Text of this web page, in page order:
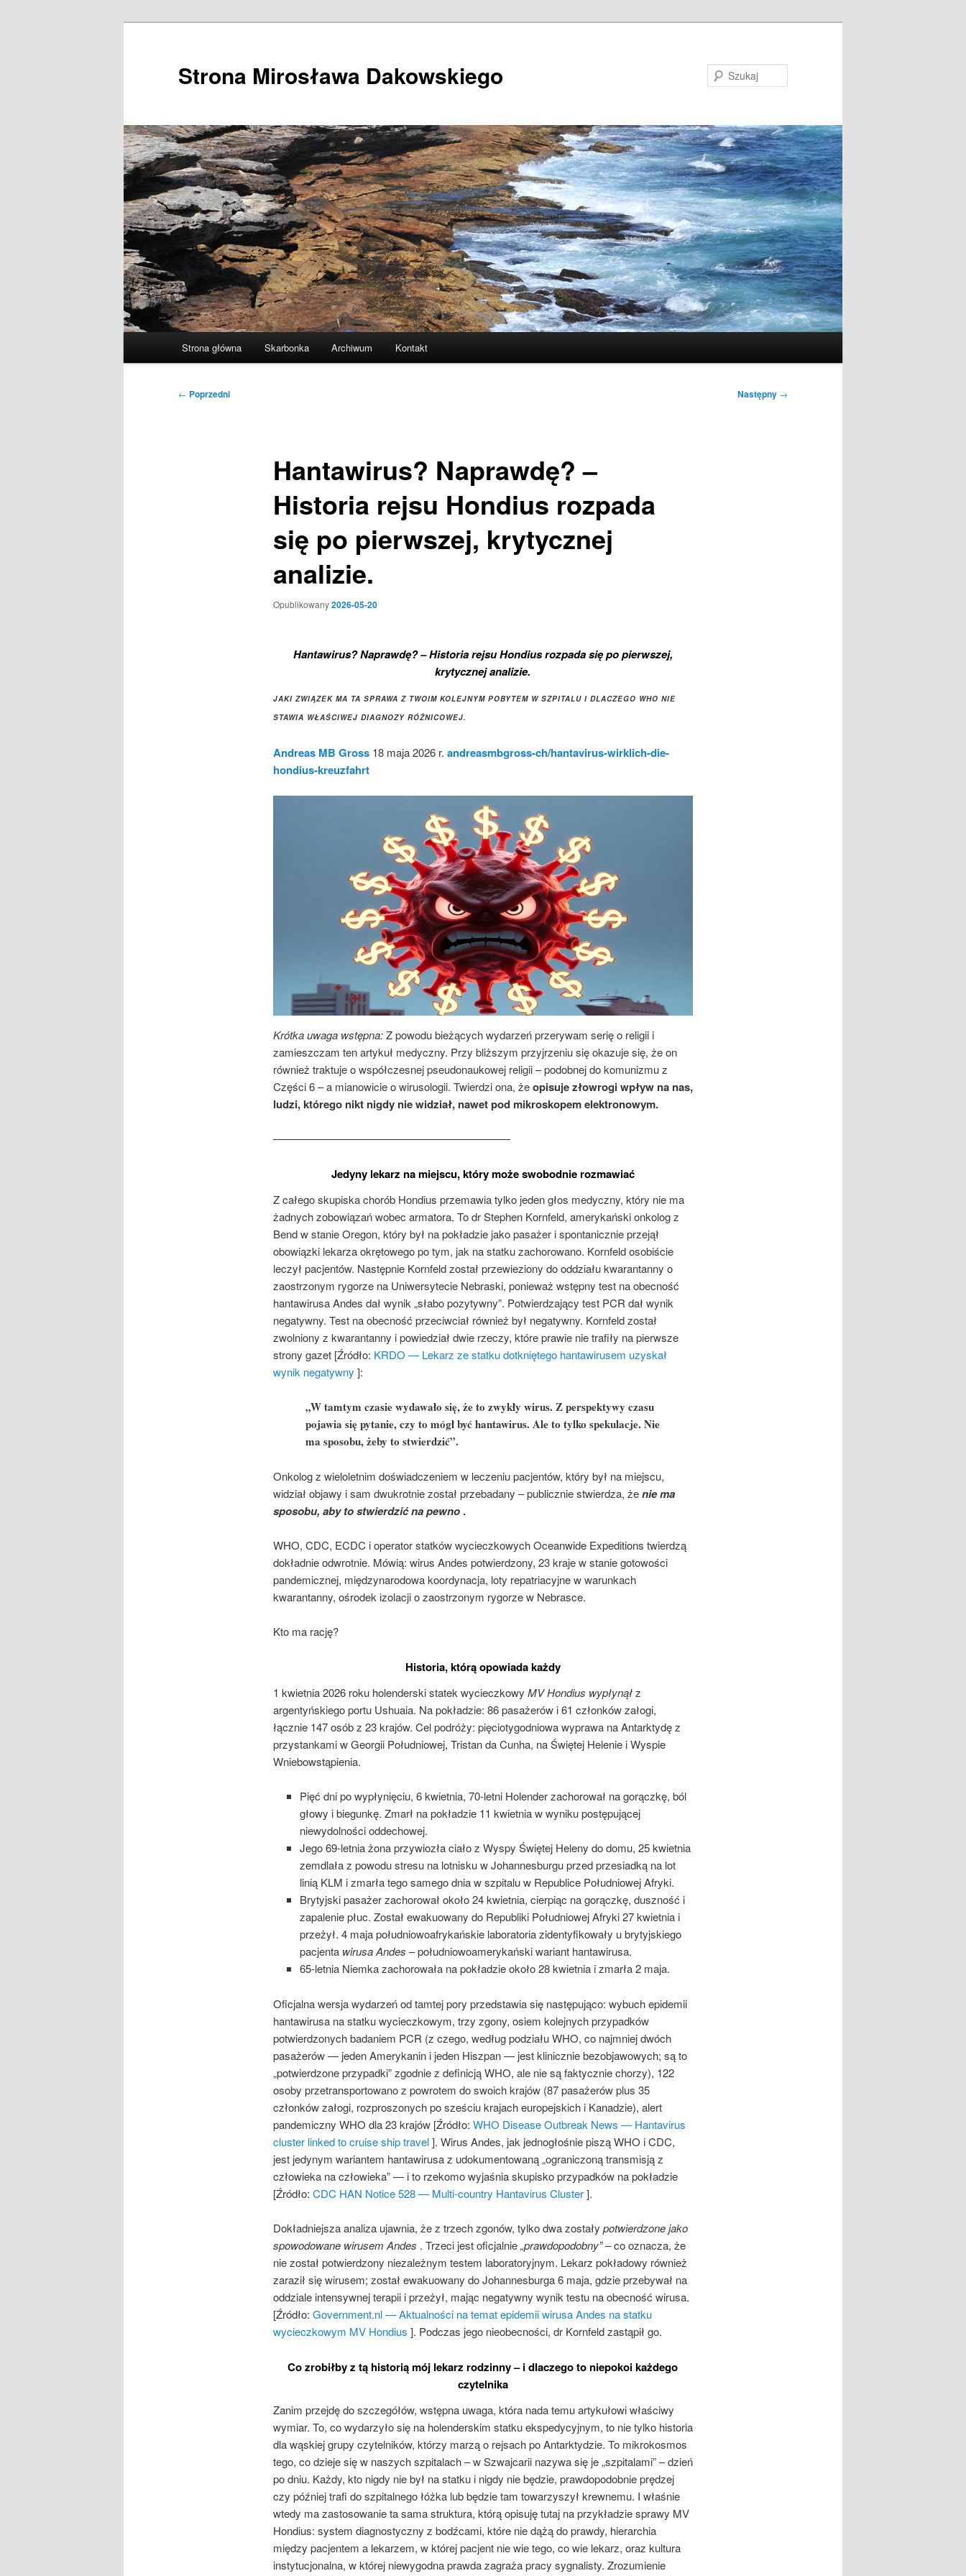
Strona Mirosława Dakowskiego
Strona główna Skarbonka Archiwum Kontakt
Nawigacja
← Poprzedni Następny →
Hantawirus? Naprawdę? –
Historia rejsu Hondius rozpada
się po pierwszej, krytycznej
analizie.
Opublikowany2026-05-20
Hantawirus? Naprawdę? – Historia rejsu Hondius rozpada się po pierwszej,
krytycznej analizie.
JAKI ZWIĄZEK MA TA SPRAWA Z TWOIM KOLEJNYM POBYTEM W SZPITALU I DLACZEGO WHO NIE
STAWIA WŁAŚCIWEJ DIAGNOZY RÓŻNICOWEJ.
Andreas MB Gross18 maja 2026 r. andreasmbgross-ch/hantavirus-wirklich-die-
hondius-kreuzfahrt
Krótka uwaga wstępna:Z powodu bieżących wydarzeń przerywam serię o religii i
zamieszczam ten artykuł medyczny. Przy bliższym przyjrzeniu się okazuje się, że on
również traktuje o współczesnej pseudonaukowej religii – podobnej do komunizmu z
Części 6 – a mianowicie o wirusologii. Twierdzi ona, że​​opisuje złowrogi wpływ na nas,
ludzi, którego nikt nigdy nie widział, nawet pod mikroskopem elektronowym.
——————————————————————
Jedyny lekarz na miejscu, który może swobodnie rozmawiać
Z całego skupiska chorób Hondius przemawia tylko jeden głos medyczny, który nie ma
żadnych zobowiązań wobec armatora. To dr Stephen Kornfeld, amerykański onkolog z
Bend w stanie Oregon, który był na pokładzie jako pasażer i spontanicznie przejął
obowiązki lekarza okrętowego po tym, jak na statku zachorowano. Kornfeld osobiście
leczył pacjentów. Następnie Kornfeld został przewieziony do oddziału kwarantanny o
zaostrzonym rygorze na Uniwersytecie Nebraski, ponieważ wstępny test na obecność
hantawirusa Andes dał wynik „słabo pozytywny”. Potwierdzający test PCR dał wynik
negatywny. Test na obecność przeciwciał również był negatywny. Kornfeld został
zwolniony z kwarantanny i powiedział dwie rzeczy, które prawie nie trafiły na pierwsze
strony gazet [Źródło: KRDO — Lekarz ze statku dotkniętego hantawirusem uzyskał
wynik negatywny ]:
„W tamtym czasie wydawało się, że to zwykły wirus. Z perspektywy czasu
pojawia się pytanie, czy to mógł być hantawirus. Ale to tylko spekulacje. Nie
ma sposobu, żeby to stwierdzić”.
Onkolog z wieloletnim doświadczeniem w leczeniu pacjentów, który był na miejscu,
widział objawy i sam dwukrotnie został przebadany – publicznie stwierdza, że​​nie ma
sposobu, aby to stwierdzić na pewno .
WHO, CDC, ECDC i operator statków wycieczkowych Oceanwide Expeditions twierdzą
dokładnie odwrotnie. Mówią: wirus Andes potwierdzony, 23 kraje w stanie gotowości
pandemicznej, międzynarodowa koordynacja, loty repatriacyjne w warunkach
kwarantanny, ośrodek izolacji o zaostrzonym rygorze w Nebrasce.
Kto ma rację?
Historia, którą opowiada każdy
1 kwietnia 2026 roku holenderski statek wycieczkowy MV Hondius wypłynąłz
argentyńskiego portu Ushuaia. Na pokładzie: 86 pasażerów i 61 członków załogi,
łącznie 147 osób z 23 krajów. Cel podróży: pięciotygodniowa wyprawa na Antarktydę z
przystankami w Georgii Południowej, Tristan da Cunha, na Świętej Helenie i Wyspie
Wniebowstąpienia.
Pięć dni po wypłynięciu, 6 kwietnia, 70-letni Holender zachorował na gorączkę, ból
głowy i biegunkę. Zmarł na pokładzie 11 kwietnia w wyniku postępującej
niewydolności oddechowej.
Jego 69-letnia żona przywiozła ciało z Wyspy Świętej Heleny do domu, 25 kwietnia
zemdlała z powodu stresu na lotnisku w Johannesburgu przed przesiadką na lot
linią KLM i zmarła tego samego dnia w szpitalu w Republice Południowej Afryki.
Brytyjski pasażer zachorował około 24 kwietnia, cierpiąc na gorączkę, duszność i
zapalenie płuc. Został ewakuowany do Republiki Południowej Afryki 27 kwietnia i
przeżył. 4 maja południowoafrykańskie laboratoria zidentyfikowały u brytyjskiego
pacjenta wirusa Andes– południowoamerykański wariant hantawirusa.
65-letnia Niemka zachorowała na pokładzie około 28 kwietnia i zmarła 2 maja.
Oficjalna wersja wydarzeń od tamtej pory przedstawia się następująco: wybuch epidemii
hantawirusa na statku wycieczkowym, trzy zgony, osiem kolejnych przypadków
potwierdzonych badaniem PCR (z czego, według podziału WHO, co najmniej dwóch
pasażerów — jeden Amerykanin i jeden Hiszpan — jest klinicznie bezobjawowych; są to
„potwierdzone przypadki” zgodnie z definicją WHO, ale nie są faktycznie chorzy), 122
osoby przetransportowano z powrotem do swoich krajów (87 pasażerów plus 35
członków załogi, rozproszonych po sześciu krajach europejskich i Kanadzie), alert
pandemiczny WHO dla 23 krajów [Źródło: WHO Disease Outbreak News — Hantavirus
cluster linked to cruise ship travel]. Wirus Andes, jak jednogłośnie piszą WHO i CDC,
jest jedynym wariantem hantawirusa z udokumentowaną „ograniczoną transmisją z
człowieka na człowieka” — i to rzekomo wyjaśnia skupisko przypadków na pokładzie
[Źródło: CDC HAN Notice 528 — Multi-country Hantavirus Cluster].
Dokładniejsza analiza ujawnia, że ​​z trzech zgonów, tylko dwa zostały potwierdzone jako
spowodowane wirusem Andes . Trzeci jest oficjalnie„prawdopodobny”– co oznacza, że ​​
nie został potwierdzony niezależnym testem laboratoryjnym. Lekarz pokładowy również
zaraził się wirusem; został ewakuowany do Johannesburga 6 maja, gdzie przebywał na
oddziale intensywnej terapii i przeżył, mając negatywny wynik testu na obecność wirusa.
[Źródło: Government.nl — Aktualności na temat epidemii wirusa Andes na statku
wycieczkowym MV Hondius ]. Podczas jego nieobecności, dr Kornfeld zastąpił go.
Co zrobiłby z tą historią mój lekarz rodzinny – i dlaczego to niepokoi każdego
czytelnika
Zanim przejdę do szczegółów, wstępna uwaga, która nada temu artykułowi właściwy
wymiar. To, co wydarzyło się na holenderskim statku ekspedycyjnym, to nie tylko historia
dla wąskiej grupy czytelników, którzy marzą o rejsach po Antarktydzie. To mikrokosmos
tego, co dzieje się w naszych szpitalach – w Szwajcarii nazywa się je „szpitalami” – dzień
po dniu. Każdy, kto nigdy nie był na statku i nigdy nie będzie, prawdopodobnie prędzej
czy później trafi do szpitalnego łóżka lub będzie tam towarzyszył krewnemu. I właśnie
wtedy ma zastosowanie ta sama struktura, którą opisuję tutaj na przykładzie sprawy MV
Hondius: system diagnostyczny z bodźcami, które nie dążą do prawdy, hierarchia
między pacjentem a lekarzem, w której pacjent nie wie tego, co wie lekarz, oraz kultura
instytucjonalna, w której niewygodna prawda zagraża pracy sygnalisty. Zrozumienie